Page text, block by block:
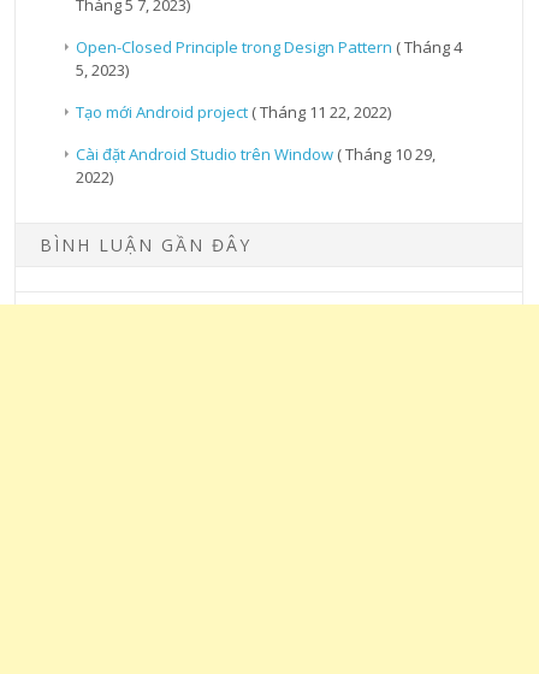
Tháng 5 7, 2023)
Open-Closed Principle trong Design Pattern ( Tháng 4
5, 2023)
Tạo mới Android project ( Tháng 11 22, 2022)
Cài đặt Android Studio trên Window ( Tháng 10 29,
2022)
BÌNH LUẬN GẦN ĐÂY